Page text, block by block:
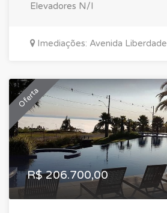
Elevadores N/I
Imediações: Avenida Liberdade
Oferta
R$ 206.700,00